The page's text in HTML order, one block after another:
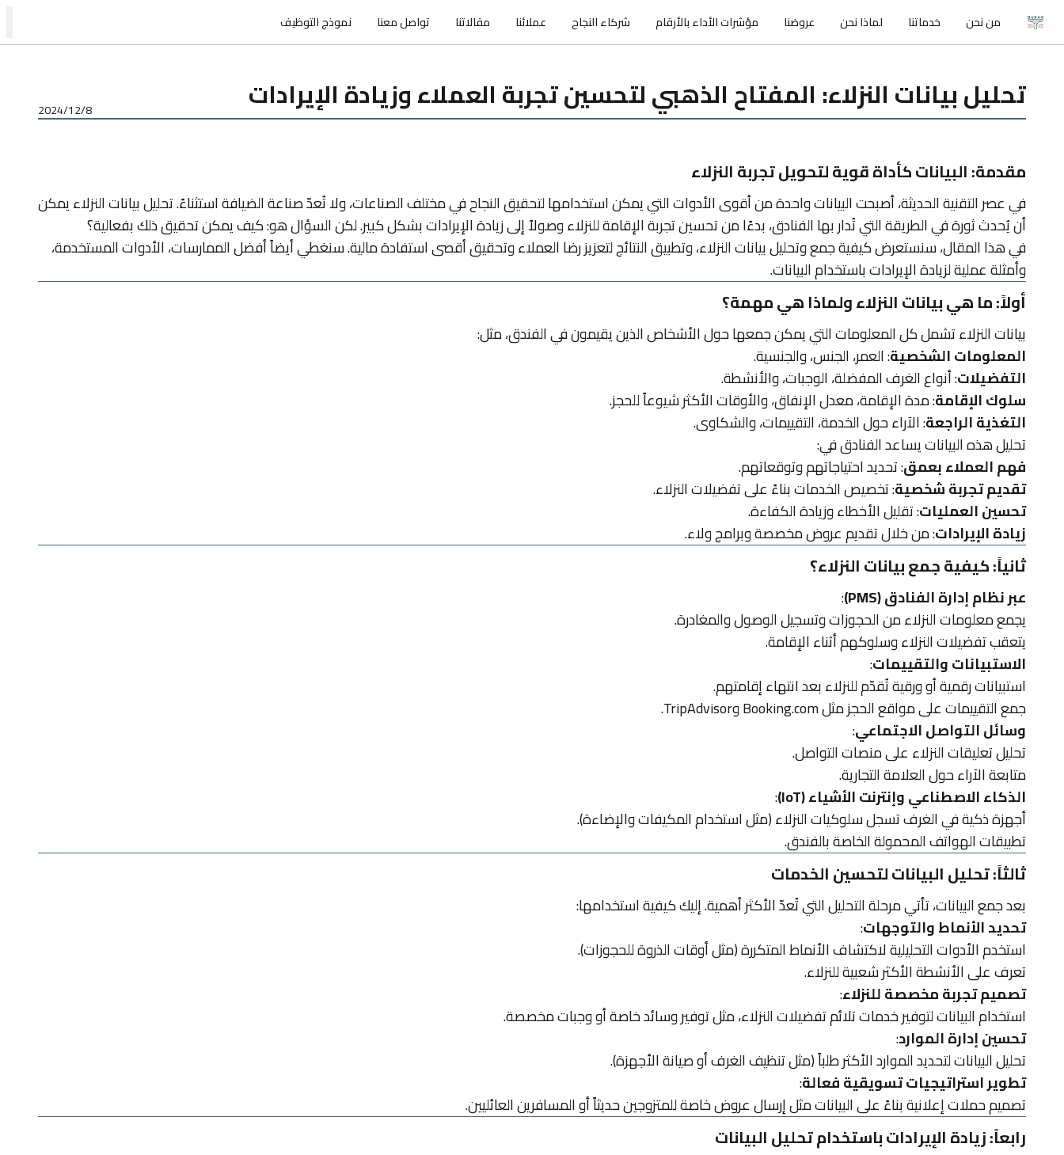
من نحن خدماتنا لماذا نحن عروضنا مؤشرات الأداء بالأرقام شركاء النجاح عملائنا مقالاتنا تواصل معنا نموذج التوظيف
تحليل بيانات النزلاء: المفتاح الذهبي لتحسين تجربة العملاء وزيادة الإيرادات 8‏/12‏/2024
مقدمة: البيانات كأداة قوية لتحويل تجربة النزلاء
في عصر التقنية الحديثة، أصبحت البيانات واحدة من أقوى الأدوات التي يمكن استخدامها لتحقيق النجاح في مختلف الصناعات، ولا تُعدّ صناعة الضيافة استثناءً. تحليل بيانات النزلاء يمكن
أن يُحدث ثورة في الطريقة التي تُدار بها الفنادق، بدءًا من تحسين تجربة الإقامة للنزلاء وصولاً إلى زيادة الإيرادات بشكل كبير. لكن السؤال هو: كيف يمكن تحقيق ذلك بفعالية؟
في هذا المقال، سنستعرض كيفية جمع وتحليل بيانات النزلاء، وتطبيق النتائج لتعزيز رضا العملاء وتحقيق أقصى استفادة مالية. سنغطي أيضاً أفضل الممارسات، الأدوات المستخدمة،
وأمثلة عملية لزيادة الإيرادات باستخدام البيانات.
أولاً: ما هي بيانات النزلاء ولماذا هي مهمة؟
بيانات النزلاء تشمل كل المعلومات التي يمكن جمعها حول الأشخاص الذين يقيمون في الفندق، مثل:
المعلومات الشخصية: العمر، الجنس، والجنسية.
التفضيلات: أنواع الغرف المفضلة، الوجبات، والأنشطة.
سلوك الإقامة: مدة الإقامة، معدل الإنفاق، والأوقات الأكثر شيوعاً للحجز.
التغذية الراجعة: الآراء حول الخدمة، التقييمات، والشكاوى.
تحليل هذه البيانات يساعد الفنادق في:
فهم العملاء بعمق: تحديد احتياجاتهم وتوقعاتهم.
تقديم تجربة شخصية: تخصيص الخدمات بناءً على تفضيلات النزلاء.
تحسين العمليات: تقليل الأخطاء وزيادة الكفاءة.
زيادة الإيرادات: من خلال تقديم عروض مخصصة وبرامج ولاء.
ثانياً: كيفية جمع بيانات النزلاء؟
عبر نظام إدارة الفنادق (PMS)
:
يجمع معلومات النزلاء من الحجوزات وتسجيل الوصول والمغادرة.
يتعقب تفضيلات النزلاء وسلوكهم أثناء الإقامة.
الاستبيانات والتقييمات:
استبيانات رقمية أو ورقية تُقدّم للنزلاء بعد انتهاء إقامتهم.
جمع التقييمات على مواقع الحجز مثلBooking.comوTripAdvisor.
وسائل التواصل الاجتماعي:
تحليل تعليقات النزلاء على منصات التواصل.
متابعة الآراء حول العلامة التجارية.
الذكاء الاصطناعي وإنترنت الأشياء (IoT)
:
أجهزة ذكية في الغرف تسجل سلوكيات النزلاء (مثل استخدام المكيفات والإضاءة).
تطبيقات الهواتف المحمولة الخاصة بالفندق.
ثالثاً: تحليل البيانات لتحسين الخدمات
بعد جمع البيانات، تأتي مرحلة التحليل التي تُعدّ الأكثر أهمية. إليك كيفية استخدامها:
تحديد الأنماط والتوجهات:
استخدم الأدوات التحليلية لاكتشاف الأنماط المتكررة (مثل أوقات الذروة للحجوزات).
تعرف على الأنشطة الأكثر شعبية للنزلاء.
تصميم تجربة مخصصة للنزلاء:
استخدام البيانات لتوفير خدمات تلائم تفضيلات النزلاء، مثل توفير وسائد خاصة أو وجبات مخصصة.
تحسين إدارة الموارد:
تحليل البيانات لتحديد الموارد الأكثر طلباً (مثل تنظيف الغرف أو صيانة الأجهزة).
تطوير استراتيجيات تسويقية فعالة:
تصميم حملات إعلانية بناءً على البيانات مثل إرسال عروض خاصة للمتزوجين حديثاً أو المسافرين العائليين.
رابعاً: زيادة الإيرادات باستخدام تحليل البيانات